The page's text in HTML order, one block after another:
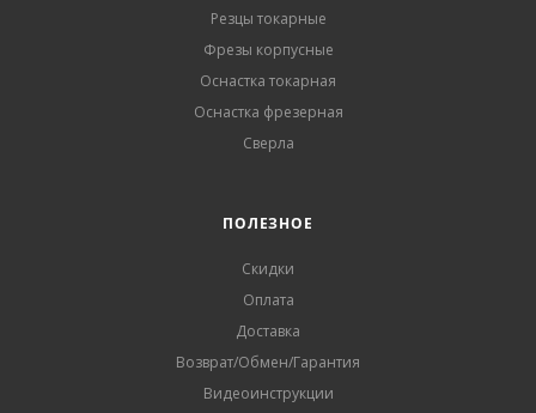
Резцы токарные
Фрезы корпусные
Оснастка токарная
Оснастка фрезерная
Сверла
ПОЛЕЗНОЕ
Скидки
Оплата
Доставка
Возврат/Обмен/Гарантия
Видеоинструкции